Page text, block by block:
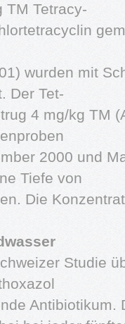
TM Tetracy-
wurden mit
Der Tet-
4 mg/kg TM
2000 und
Tiefe von
Die
Studie
Antibiotikum.